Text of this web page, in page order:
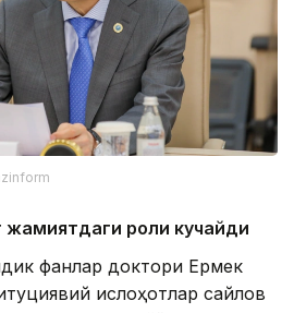
жамиятдаги роли кучайди
фанлар доктори Ермек
ислоҳотлар сайлов